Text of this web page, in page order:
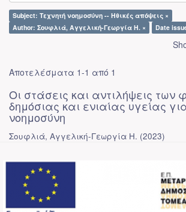
Subject: Τεχνητή νοημοσύνη -- Ηθικές απόψεις ×
Author: Σουφλιά, Αγγελική-Γεωργία Η. ×
Date
Αποτελέσματα 1-1 από 1
Οι στάσεις και αντιλήψεις των
δημόσιας και ενιαίας υγείας
νοημοσύνη
Σουφλιά, Αγγελική-Γεωργία Η. (2023)